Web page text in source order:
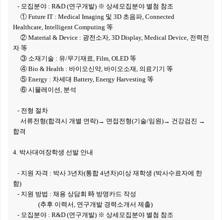
- 모집분야 : R&D (연구개발) ※ 상세모집분야 별첨 참조
① Future IT : Medical Imaging 및 3D 초음파 Connected
Healthcare Intelligent Computing 等
② Material & Device : 광전소자, 3D Display, Medical Device, 전력전
자 等
③ 소재기술 : 유/무기재료 , Film, OLED 等
④ Bio & Health : 바이오신약, 바이오소재 , 의료기기 等
⑤ Energy : 차세대 Battery, Energy Harvesting 等
⑥ 시뮬레이션 분석
- 전형 절차
서류전형(합격시 개별 연락)→ 면접전형(기술/임원)→ 건강검진 →
합격
4 . 박사대여장학생 선발 안내
- 지원 자격 : 박사 3년차(통합 4년차)이상 재학생 (박사수료자에 한
함)
- 지원 방법 : 채용 상담회 時 방명카드 작성
(추후 이력서, 연구개발 경력소개서 제출)
- 모집분야 : R&D (연구개발) ※ 상세모집분야 별첨 참조